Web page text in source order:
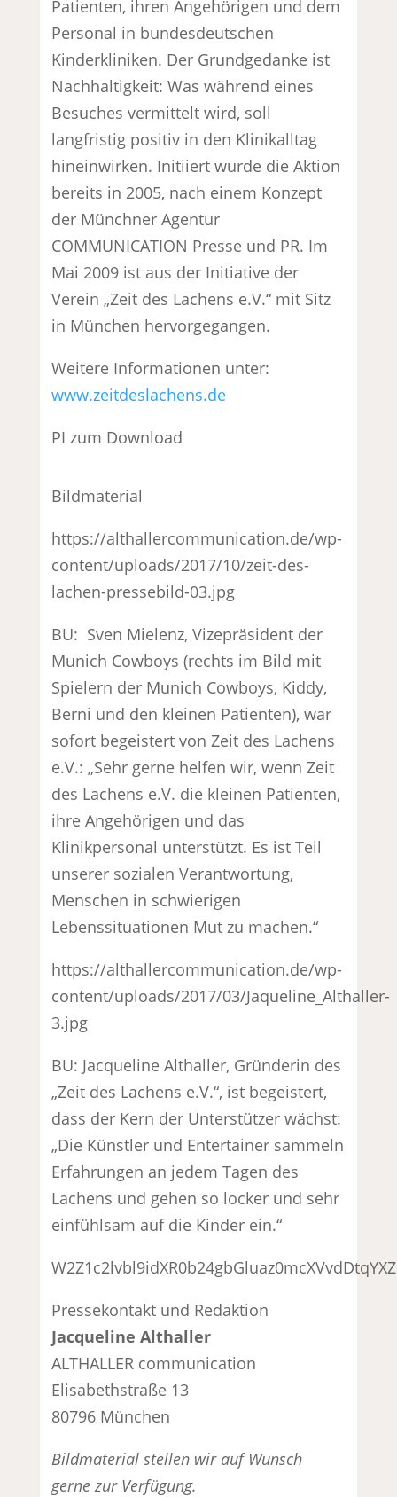
Patienten, ihren Angehörigen und dem
Personal in bundesdeutschen
Kinderkliniken. Der Grundgedanke ist
Nachhaltigkeit: Was während eines
Besuches vermittelt wird, soll
langfristig positiv in den Klinikalltag
hineinwirken. Initiiert wurde die Aktion
bereits in 2005, nach einem Konzept
der Münchner Agentur
COMMUNICATION Presse und PR. Im
Mai 2009 ist aus der Initiative der
Verein „Zeit des Lachens e.V.“ mit Sitz
in München hervorgegangen.
Weitere Informationen unter:
www.zeitdeslachens.de
PI zum Download
Bildmaterial
https://althallercommunication.de/wp-
content/uploads/2017/10/zeit-des-
lachen-pressebild-03.jpg
BU: Sven Mielenz, Vizepräsident der
Munich Cowboys (rechts im Bild mit
Spielern der Munich Cowboys, Kiddy,
Berni und den kleinen Patienten), war
sofort begeistert von Zeit des Lachens
e.V.: „Sehr gerne helfen wir, wenn Zeit
des Lachens e.V. die kleinen Patienten,
ihre Angehörigen und das
Klinikpersonal unterstützt. Es ist Teil
unserer sozialen Verantwortung,
Menschen in schwierigen
Lebenssituationen Mut zu machen.“
https://althallercommunication.de/wp-
content/uploads/2017/03/Jaqueline_Althaller-
3.jpg
BU: Jacqueline Althaller, Gründerin des
„Zeit des Lachens e.V.“, ist begeistert,
dass der Kern der Unterstützer wächst:
„Die Künstler und Entertainer sammeln
Erfahrungen an jedem Tagen des
Lachens und gehen so locker und sehr
einfühlsam auf die Kinder ein.“
Pressekontakt und Redaktion
Jacqueline Althaller
ALTHALLER communication
Elisabethstraße 13
80796 München
Bildmaterial stellen wir auf Wunsch
gerne zur Verfügung.